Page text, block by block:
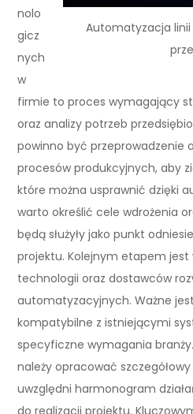
Automatyzacja
nolo
gicz
nych
w
firmie to proces wymagający
oraz analizy potrzeb
powinno być przeprowadzenie
procesów produkcyjnych, aby
które można usprawnić dzięki
warto określić cele wdrożenia
będą służyły jako punkt
projektu. Kolejnym etapem
technologii oraz dostawców
automatyzacyjnych. Ważne
kompatybilne z istniejącymi
specyficzne wymagania
należy opracować
uwzględni harmonogram
do realizacji projektu.